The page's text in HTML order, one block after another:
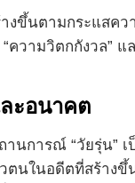
งขึ้นตามกระแส
ความวิตกกังวล”
ะอนาคต
นการณ์ “วัยรุ่น”
ตนในอดีตที่สร้า